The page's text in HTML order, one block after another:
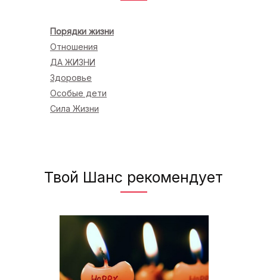
Порядки жизни
Отношения
ДА ЖИЗНИ
Здоровье
Особые дети
Сила Жизни
Твой Шанс рекомендует